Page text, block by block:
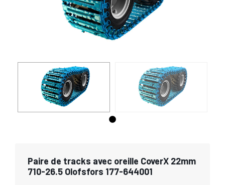
Paire de tracks avec oreille CoverX 22mm
710-26.5 Olofsfors 177-644001